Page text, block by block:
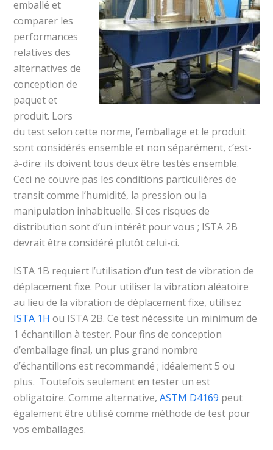
emballé et
comparer les
performances
relatives des
alternatives de
conception de
paquet et
produit. Lors
du test selon cette norme, l’emballage et le produit
sont considérés ensemble et non séparément, c’est-
à-dire: ils doivent tous deux être testés ensemble.
Ceci ne couvre pas les conditions particulières de
transit comme l’humidité, la pression ou la
manipulation inhabituelle. Si ces risques de
distribution sont d’un intérêt pour vous ; ISTA 2B
devrait être considéré plutôt celui-ci.
ISTA 1B requiert l’utilisation d’un test de vibration de
déplacement fixe. Pour utiliser la vibration aléatoire
au lieu de la vibration de déplacement fixe, utilisez
ISTA 1H ou ISTA 2B. Ce test nécessite un minimum de
1 échantillon à tester. Pour fins de conception
d’emballage final, un plus grand nombre
d’échantillons est recommandé ; idéalement 5 ou
plus. Toutefois seulement en tester un est
obligatoire. Comme alternative,ASTM D4169 peut
également être utilisé comme méthode de test pour
vos emballages.